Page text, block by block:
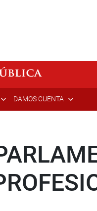
DAMOS CUENTA